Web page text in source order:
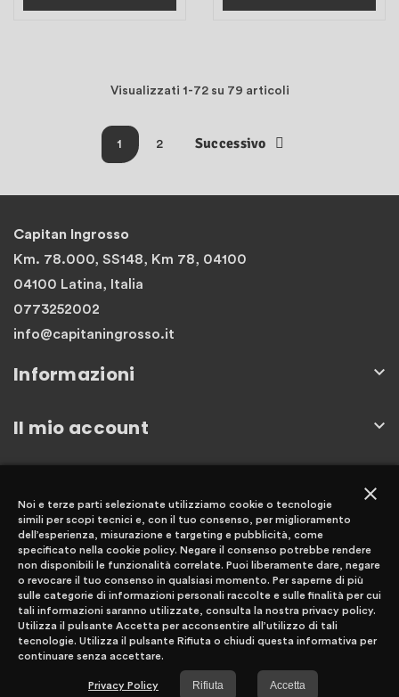
Visualizzati 1-72 su 79 articoli
1 2 Successivo
Capitan Ingrosso
Km. 78.000, SS148, Km 78, 04100
04100 Latina, Italia
0773252002
info@capitaningrosso.it
Informazioni 
Il mio account 
Iscriviti
close
Noi e terze parti selezionate utilizziamo cookie o tecnologie
simili per scopi tecnici e, con il tuo consenso, per miglioramento
dell’esperienza, misurazione e targeting e pubblicità, come
specificato nella cookie policy. Negare il consenso potrebbe rendere
non disponibili le funzionalità correlate. Puoi liberamente dare, negare
o revocare il tuo consenso in qualsiasi momento. Per saperne di più
sulle categorie di informazioni personali raccolte e sulle finalità per cui
tali informazioni saranno utilizzate, consulta la nostra privacy policy.
Utilizza il pulsante Accetta per acconsentire all’utilizzo di tali
tecnologie. Utilizza il pulsante Rifiuta o chiudi questa informativa per
continuare senza accettare.
Privacy Policy Rifiuta Accetta